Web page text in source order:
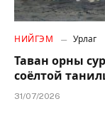
НИЙГЭМ Урлаг
Таван орны
соёлтой
31/07/2026